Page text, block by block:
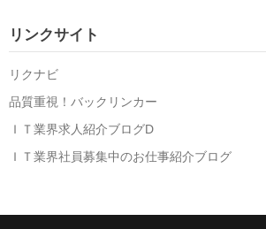
リンクサイト
リクナビ
品質重視！バックリンカー
ＩＴ業界求人紹介ブログD
ＩＴ業界社員募集中のお仕事紹介ブログ